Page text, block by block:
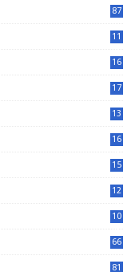
87
11
16
17
13
16
15
12
10
66
81